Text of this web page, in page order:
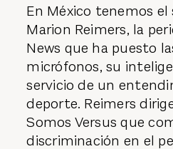
En México tenemos
Marion Reimers, la
News que ha puesto
micrófonos, su
servicio de un
deporte. Reimers
Somos Versus que
discriminación en el